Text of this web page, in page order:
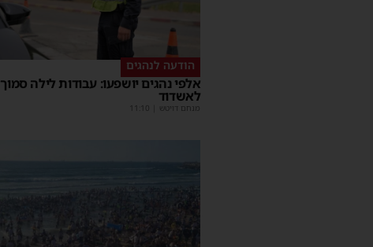
הודעה לנהגים
אלפי נהגים יושפעו: עבודות לילה סמוך
לאשדוד
מנחם דויטש 11:10